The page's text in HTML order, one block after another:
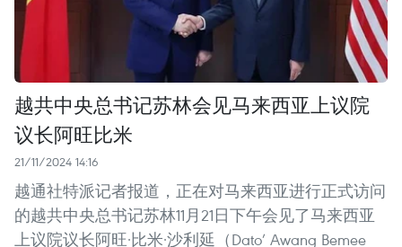
越共中央总书记苏林会见马来西亚上议院
议长阿旺比米
21/11/2024 14:16
越通社特派记者报道，正在对马来西亚进行正式访问
的越共中央总书记苏林11月21日下午会见了马来西亚
上议院议长阿旺·比米·沙利延（Dato’ Awang Bemee